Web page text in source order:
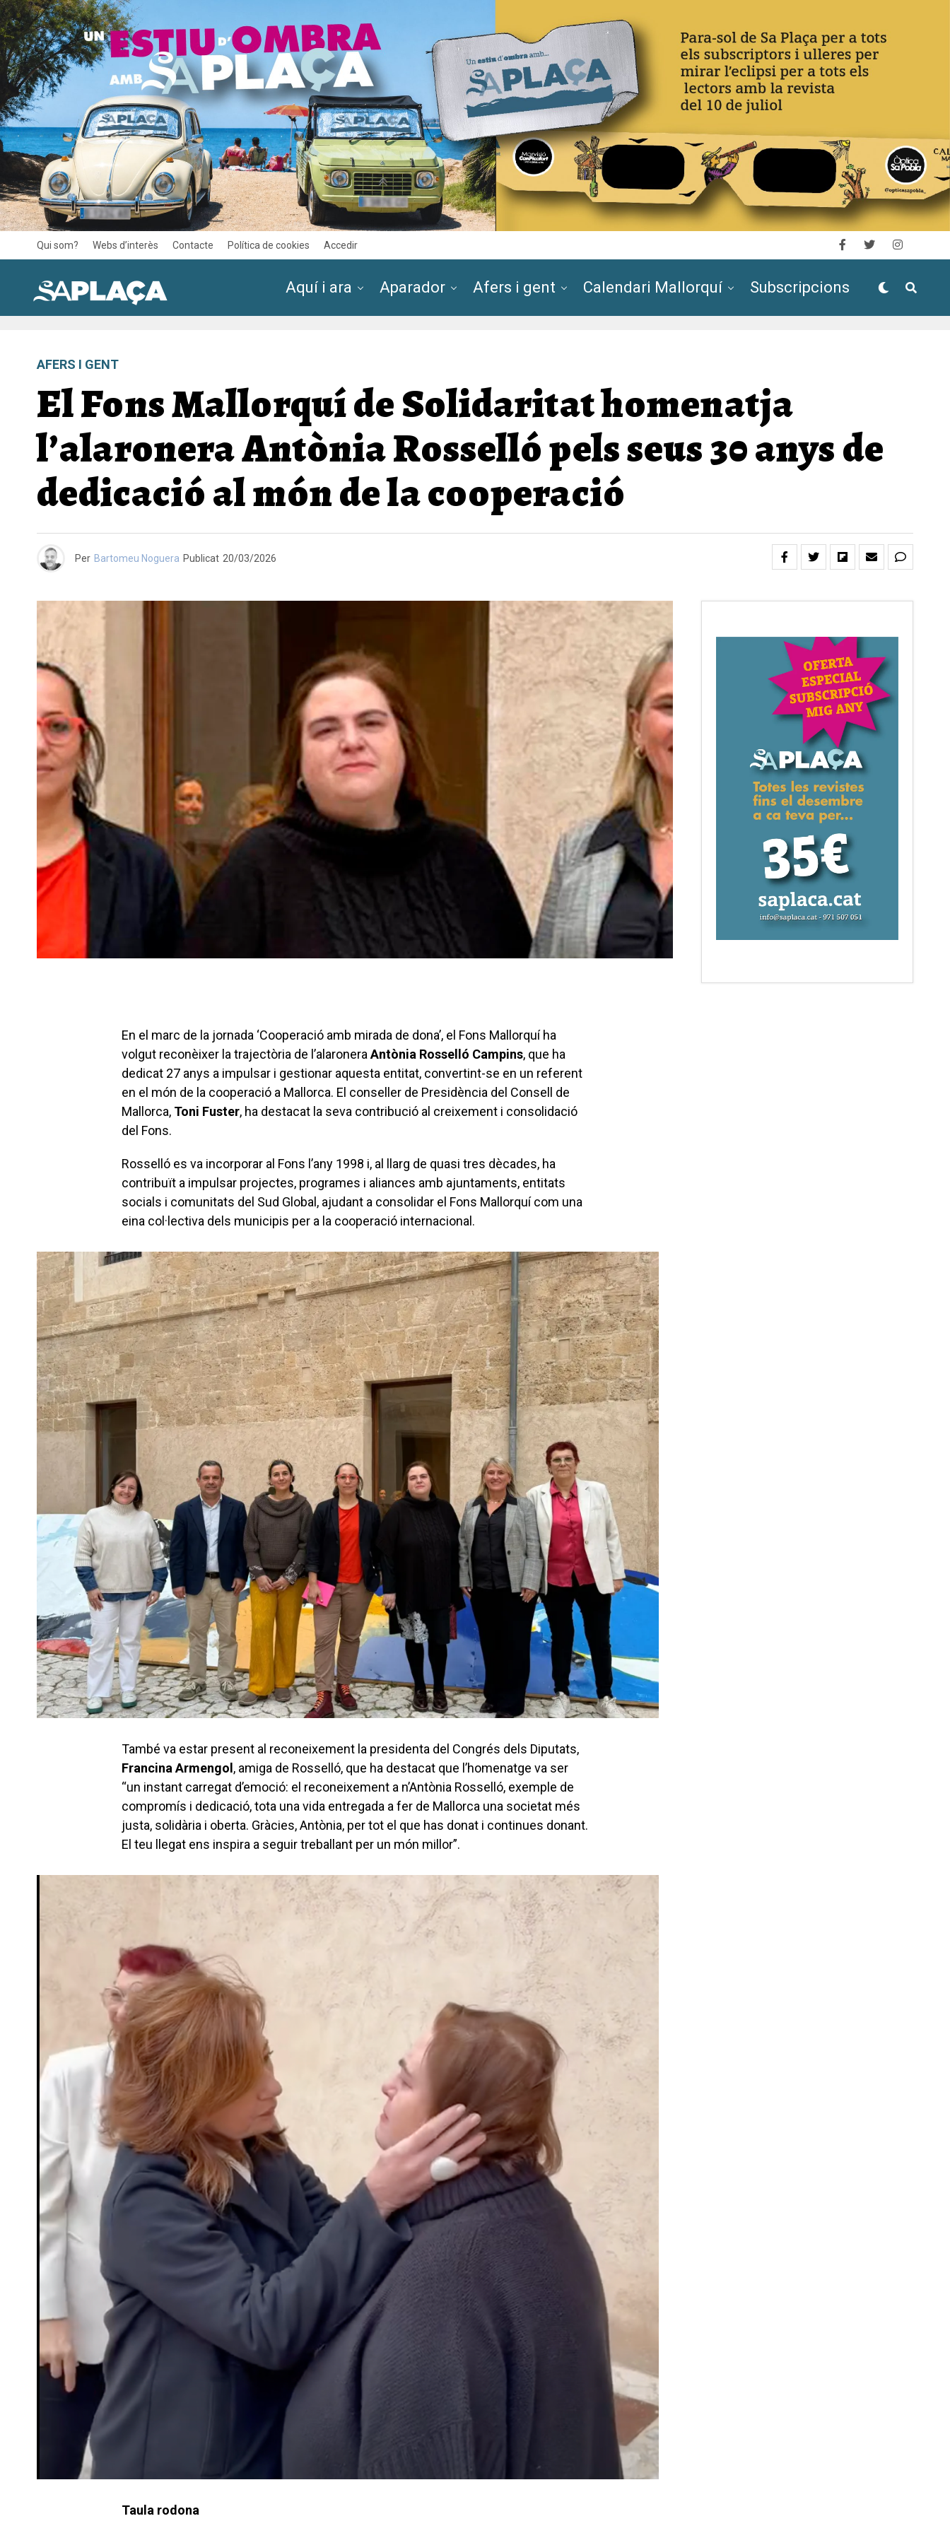
Qui som? Webs d’interès Contacte Política de cookies Accedir
Aquí i ara Aparador Afers i gent Calendari Mallorquí Subscripcions
AFERS I GENT
El Fons Mallorquí de Solidaritat homenatja
l’alaronera Antònia Rosselló pels seus 30 anys de
dedicació al món de la cooperació
Per Bartomeu Noguera Publicat 20/03/2026
En el marc de la jornada ‘Cooperació amb mirada de dona’, el Fons Mallorquí ha
volgut reconèixer la trajectòria de l’alaronera Antònia Rosselló Campins, que ha
dedicat 27 anys a impulsar i gestionar aquesta entitat, convertint-se en un referent
en el món de la cooperació a Mallorca. El conseller de Presidència del Consell de
Mallorca, Toni Fuster, ha destacat la seva contribució al creixement i consolidació
del Fons.
Rosselló es va incorporar al Fons l’any 1998 i, al llarg de quasi tres dècades, ha
contribuït a impulsar projectes, programes i aliances amb ajuntaments, entitats
socials i comunitats del Sud Global, ajudant a consolidar el Fons Mallorquí com una
eina col·lectiva dels municipis per a la cooperació internacional.
També va estar present al reconeixement la presidenta del Congrés dels Diputats,
Francina Armengol, amiga de Rosselló, que ha destacat que l’homenatge va ser
“un instant carregat d’emoció: el reconeixement a n’Antònia Rosselló, exemple de
compromís i dedicació, tota una vida entregada a fer de Mallorca una societat més
justa, solidària i oberta. Gràcies, Antònia, per tot el que has donat i continues donant.
El teu llegat ens inspira a seguir treballant per un món millor”.
Taula rodona